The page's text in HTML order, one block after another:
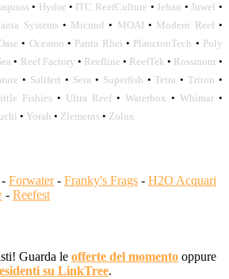
• Hydor • ITC ReefCulture •Jebao •Juwel •
Systems• Micmol • MOAI • Modern Reef•
• Oceamo • Panta Rhei • PlanctonTech • Poly
• Reef Factory • Reefline • ReefTek • Rossmont •
• Salifert • Sera • Superfish •Tetra •Triton •
Fishies • Ultra Reef • Waterbox • Whimar •
• Yorah • Zlements • Zolux
- Forwater- Franky's Frags - H2O Acquari
- Reefest
Guarda le offerte del momento oppure
su LinkTree.